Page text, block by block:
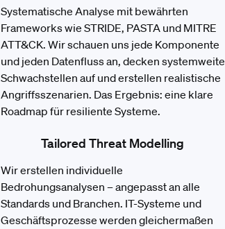
Systematische Analyse mit bewährten
Frameworks wie STRIDE, PASTA und MITRE
ATT&CK. Wir schauen uns jede Komponente
und jeden Datenfluss an, decken systemweite
Schwachstellen auf und erstellen realistische
Angriffsszenarien. Das Ergebnis: eine klare
Roadmap für resiliente Systeme.
Tailored Threat Modelling
Wir erstellen individuelle
Bedrohungsanalysen – angepasst an alle
Standards und Branchen. IT-Systeme und
Geschäftsprozesse werden gleichermaßen